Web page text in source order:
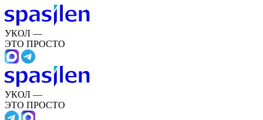
УКОЛ —
ЭТО ПРОСТО
УКОЛ —
ЭТО ПРОСТО